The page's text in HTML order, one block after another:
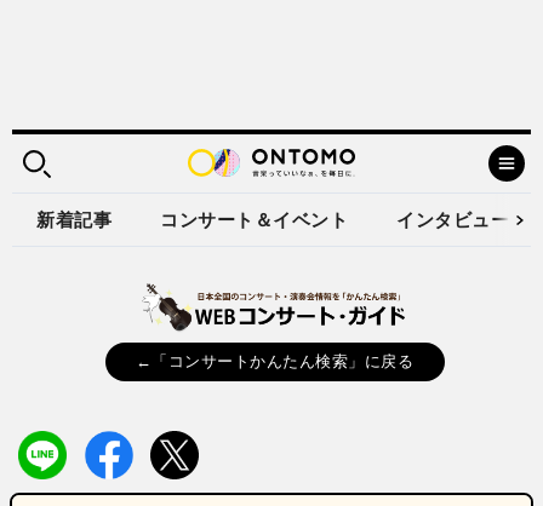
新着記事 コンサート＆イベント インタビュー
←「コンサートかんたん検索」に戻る